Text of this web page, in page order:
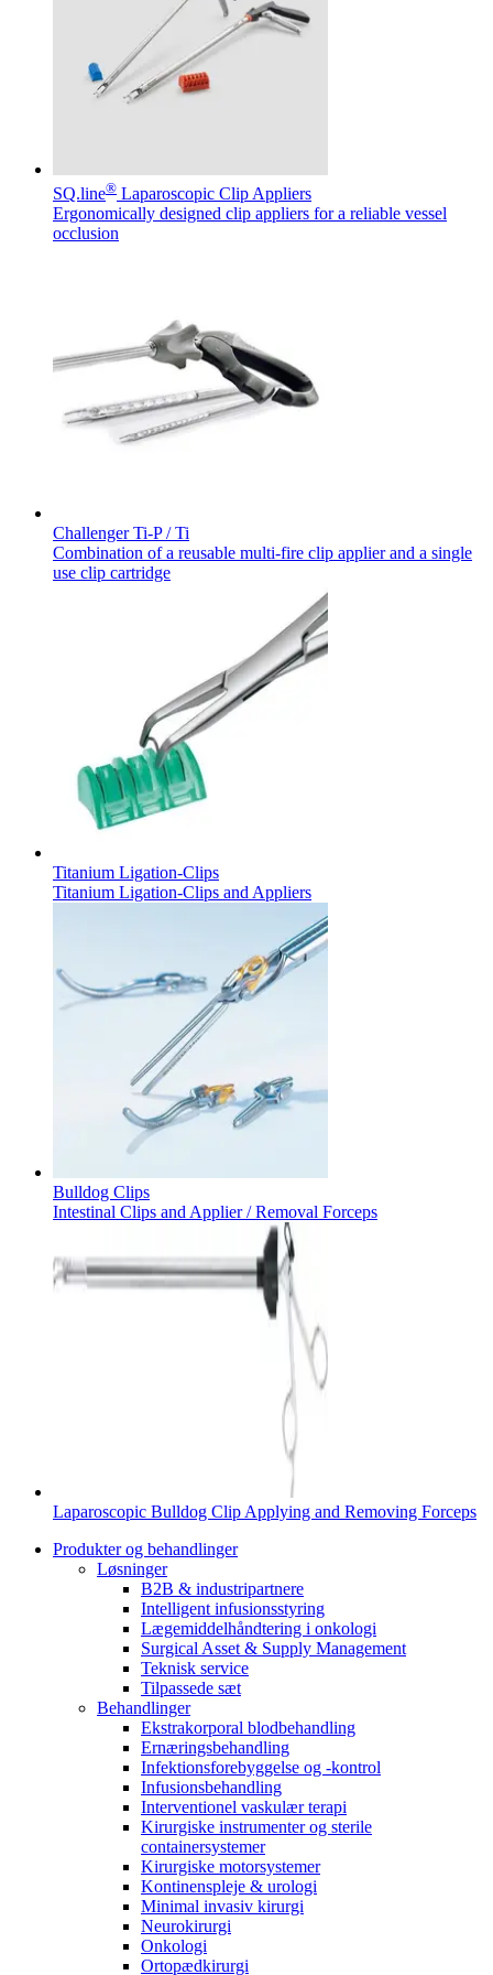
Find det produkt, du leder efter. Besøg B. Brauns
produktkatalog med vores komplette portefølje.
Kontakt
I dialog med B. Braun. Lad os tale sammen.
SQ.line® Laparoscopic Clip Appliers
Ergonomically designed clip appliers for a reliable vessel
occlusion
Challenger Ti-P / Ti
Combination of a reusable multi-fire clip applier and a single
use clip cartridge
Titanium Ligation-Clips
Titanium Ligation-Clips and Appliers
Bulldog Clips
Intestinal Clips and Applier / Removal Forceps
Laparoscopic Bulldog Clip Applying and Removing Forceps
Produkter og behandlinger
Løsninger
B2B & industripartnere
Intelligent infusionsstyring
Lægemiddelhåndtering i onkologi
Surgical Asset & Supply Management
Teknisk service
Tilpassede sæt
Behandlinger
Ekstrakorporal blodbehandling
Ernæringsbehandling
Infektionsforebyggelse og -kontrol
Infusionsbehandling
Interventionel vaskulær terapi
Kirurgiske instrumenter og sterile
containersystemer
Kirurgiske motorsystemer
Kontinenspleje & urologi
Minimal invasiv kirurgi
Neurokirurgi
Onkologi
Ortopædkirurgi